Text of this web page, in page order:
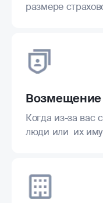
размере
Когда из-за вас
люди или их